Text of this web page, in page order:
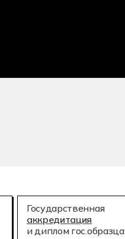
Государственная
аккредитация
и диплом гос.образца